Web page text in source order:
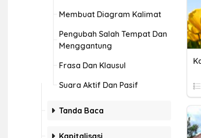
Membuat Diagram Kalimat
Pengubah Salah Tempat Dan
Menggantung
Frasa Dan Klausul
Suara Aktif Dan Pasif
Tanda Baca
Kapitalisasi